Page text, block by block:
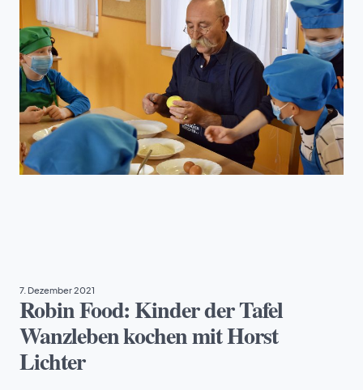
7. Dezember 2021
Robin Food: Kinder der Tafel
Wanzleben kochen mit Horst
Lichter